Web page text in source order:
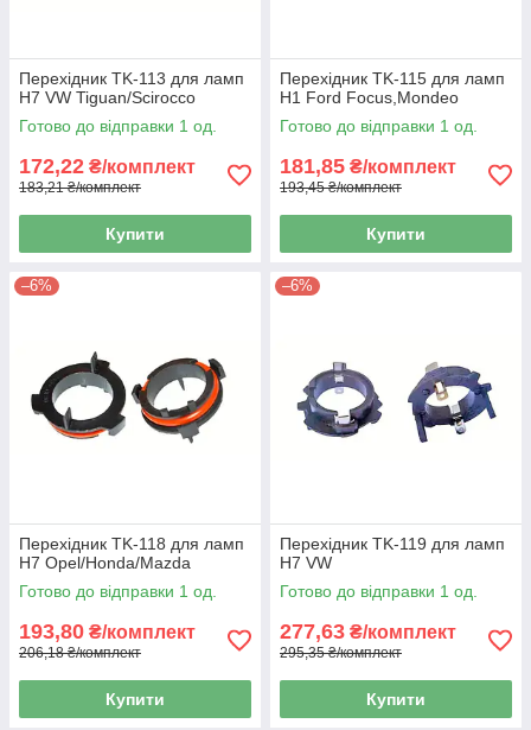
Перехідник TK-113 для ламп
H7 VW Tiguan/Scirocco
Готово до відправки 1 од.
172,22 ₴/комплект
183,21 ₴/комплект
Купити
Перехідник TK-115 для ламп
H1 Ford Focus,Mondeo
Готово до відправки 1 од.
181,85 ₴/комплект
193,45 ₴/комплект
Купити
–6%
Перехідник TK-118 для ламп
H7 Opel/Honda/Mazda
Готово до відправки 1 од.
193,80 ₴/комплект
206,18 ₴/комплект
Купити
–6%
Перехідник TK-119 для ламп
H7 VW
Готово до відправки 1 од.
277,63 ₴/комплект
295,35 ₴/комплект
Купити